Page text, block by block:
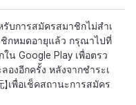
บการสมัครสมาชิกไม่สำเ
กหมดอายุแล้ว กรุณาไปที่
น Google Play เพื่อตรว
องอีกครั้ง หลังจากชำระเ
เพื่อเช็คสถานะการสมัคร